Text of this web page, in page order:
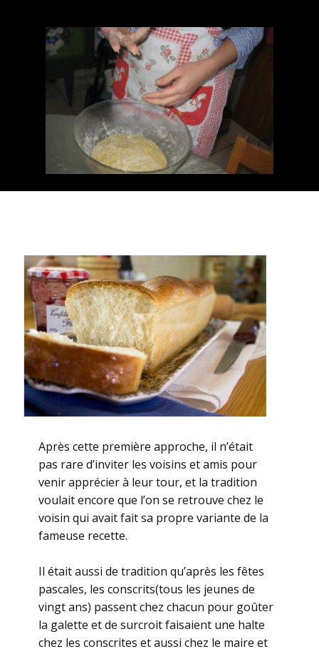
Après cette première approche, il n’était
pas rare d’inviter les voisins et amis pour
venir apprécier à leur tour, et la tradition
voulait encore que l’on se retrouve chez le
voisin qui avait fait sa propre variante de la
fameuse recette.
Il était aussi de tradition qu’après les fêtes
pascales, les conscrits(tous les jeunes de
vingt ans) passent chez chacun pour goûter
la galette et de surcroit faisaient une halte
chez les conscrites et aussi chez le maire et